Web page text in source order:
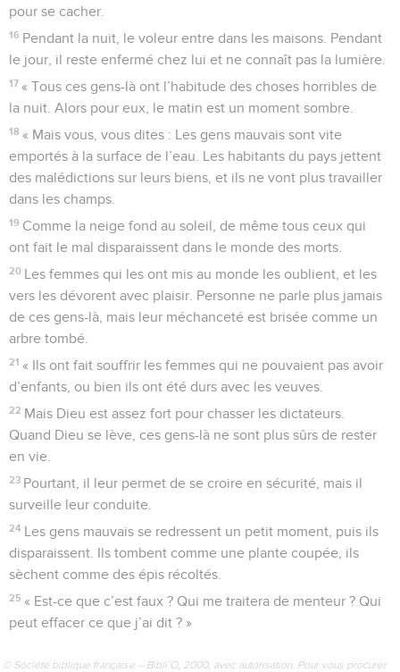
pour se cacher.
16 Pendant la nuit, le voleur entre dans les maisons. Pendant
le jour, il reste enfermé chez lui et ne connaît pas la lumière.
17 « Tous ces gens-là ont l’habitude des choses horribles de
la nuit. Alors pour eux, le matin est un moment sombre.
18 « Mais vous, vous dites : Les gens mauvais sont vite
emportés à la surface de l’eau. Les habitants du pays jettent
des malédictions sur leurs biens, et ils ne vont plus travailler
dans les champs.
19 Comme la neige fond au soleil, de même tous ceux qui
ont fait le mal disparaissent dans le monde des morts.
20 Les femmes qui les ont mis au monde les oublient, et les
vers les dévorent avec plaisir. Personne ne parle plus jamais
de ces gens-là, mais leur méchanceté est brisée comme un
arbre tombé.
21 « Ils ont fait souffrir les femmes qui ne pouvaient pas avoir
d’enfants, ou bien ils ont été durs avec les veuves.
22 Mais Dieu est assez fort pour chasser les dictateurs.
Quand Dieu se lève, ces gens-là ne sont plus sûrs de rester
en vie.
23 Pourtant, il leur permet de se croire en sécurité, mais il
surveille leur conduite.
24 Les gens mauvais se redressent un petit moment, puis ils
disparaissent. Ils tombent comme une plante coupée, ils
sèchent comme des épis récoltés.
25 « Est-ce que c’est faux ? Qui me traitera de menteur ? Qui
peut effacer ce que j’ai dit ? »
© Société biblique française – Bibli’O, 2000, avec autorisation. Pour vous procurer